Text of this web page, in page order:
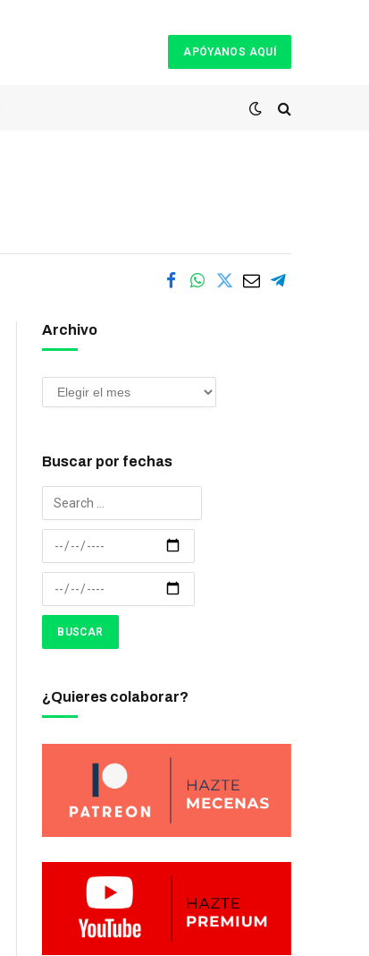
APÓYANOS AQUÍ
Archivo
Buscar por fechas
¿Quieres colaborar?